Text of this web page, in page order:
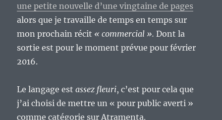
une petite nouvelle d’une vingtaine de pages
alors que je travaille de temps en temps sur
mon prochain récit « commercial ». Dont la
sortie est pour le moment prévue pour février
2016.
Le langage estassez fleuri, c’est pour cela que
j’ai choisi de mettre un « pour public averti »
comme catégorie sur Atramenta.